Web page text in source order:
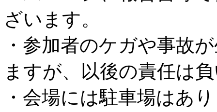
ざいます。
・参加者のケガや事故
ますが、以後の責任は
・会場には駐車場はあ